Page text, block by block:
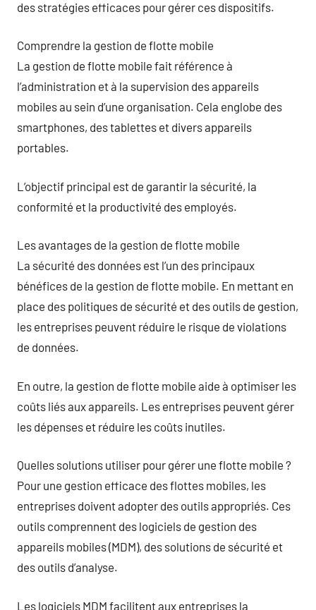
des stratégies efficaces pour gérer ces dispositifs.
Comprendre la gestion de flotte mobile
La gestion de flotte mobile fait référence à
l’administration et à la supervision des appareils
mobiles au sein d’une organisation. Cela englobe des
smartphones, des tablettes et divers appareils
portables.
L’objectif principal est de garantir la sécurité, la
conformité et la productivité des employés.
Les avantages de la gestion de flotte mobile
La sécurité des données est l’un des principaux
bénéfices de la gestion de flotte mobile. En mettant en
place des politiques de sécurité et des outils de gestion,
les entreprises peuvent réduire le risque de violations
de données.
En outre, la gestion de flotte mobile aide à optimiser les
coûts liés aux appareils. Les entreprises peuvent gérer
les dépenses et réduire les coûts inutiles.
Quelles solutions utiliser pour gérer une flotte mobile ?
Pour une gestion efficace des flottes mobiles, les
entreprises doivent adopter des outils appropriés. Ces
outils comprennent des logiciels de gestion des
appareils mobiles (MDM), des solutions de sécurité et
des outils d’analyse.
Les logiciels MDM facilitent aux entreprises la